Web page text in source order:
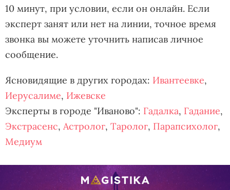
10 минут, при условии, если он онлайн. Если
эксперт занят или нет на линии, точное время
звонка вы можете уточнить написав личное
сообщение.
Ясновидящие в других городах: Ивантеевке,
Иерусалиме, Ижевске
Эксперты в городе "Иваново": Гадалка, Гадание,
Экстрасенс, Астролог, Таролог, Парапсихолог,
Медиум